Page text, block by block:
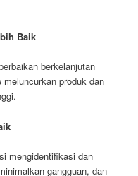
Baik
berkelanjutan
produk dan
mengidentifikasi dan
gangguan, dan